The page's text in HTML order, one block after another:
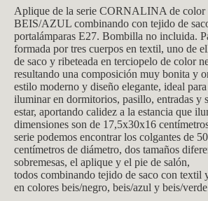
Aplique de la serie CORNALINA de color
BEIS/AZUL combinando con tejido de
portalámparas E27. Bombilla no incluida.
formada por tres cuerpos en textil, uno de
de saco y ribeteada en terciopelo de color
resultando una composición muy bonita y
estilo moderno y diseño elegante, ideal
iluminar en dormitorios, pasillo, entradas y
estar, aportando calidez a la estancia que
dimensiones son de 17,5x30x16
serie podemos encontrar los colgantes de
centímetros de diámetro, dos tamaños
sobremesas, el aplique y el pie de salón,
todos combinando tejido de saco con textil
en colores beis/negro, beis/azul y beis/